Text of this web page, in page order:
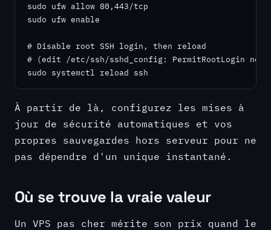
sudo ufw allow 80,443/tcp
sudo ufw enable
# Disable root SSH login, then reload
# (edit /etc/ssh/sshd_config: PermitRootLogin no)
sudo systemctl reload ssh
À partir de là, configurez les mises à
jour de sécurité automatiques et vos
propres sauvegardes hors serveur pour ne
pas dépendre d'un unique instantané.
Où se trouve la vraie valeur
Un VPS pas cher mérite son prix quand le